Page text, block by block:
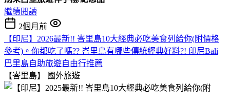
繼續閱讀
2個月前
【印尼】2026最新!! 峇里島10大經典必吃美食列給你(附價格
參考)。你都吃了嗎?? 峇里島有哪些傳統經典好料?! 印尼Bali
巴里島自助旅遊自由行推薦
【峇里島】
國外旅遊